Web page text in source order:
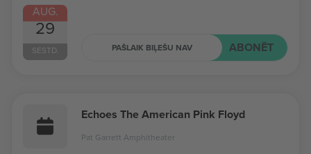
AUG.
29
SESTD. PAŠLAIK BIĻEŠU NAV ABONĒT
Echoes The American Pink Floyd
Pat Garrett Amphitheater